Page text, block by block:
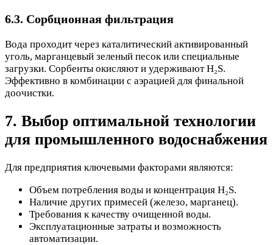
6.3. Сорбционная фильтрация
Вода проходит через каталитический активированный
уголь, марганцевый зеленый песок или специальные
загрузки. Сорбенты окисляют и удерживают H₂S.
Эффективно в комбинации с аэрацией для финальной
доочистки.
7. Выбор оптимальной технологии
для промышленного водоснабжения
Для предприятия ключевыми факторами являются:
Объем потребления воды и концентрация H₂S.
Наличие других примесей (железо, марганец).
Требования к качеству очищенной воды.
Эксплуатационные затраты и возможность
автоматизации.